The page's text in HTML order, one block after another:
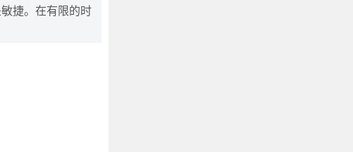
捷。在有限的时